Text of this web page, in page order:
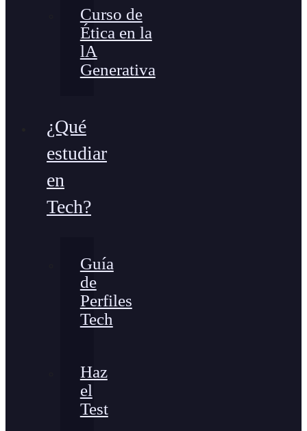
Curso de
Ética en la
lA
Generativa
¿Qué
estudiar
en
Tech?
Guía
de
Perfiles
Tech
Haz
el
Test